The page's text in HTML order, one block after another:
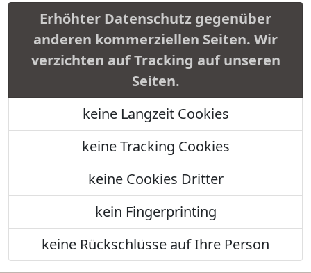
Erhöhter Datenschutz gegenüber
anderen kommerziellen Seiten. Wir
verzichten auf Tracking auf unseren
Seiten.
keine Langzeit Cookies
keine Tracking Cookies
keine Cookies Dritter
kein Fingerprinting
keine Rückschlüsse auf Ihre Person